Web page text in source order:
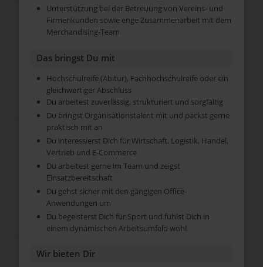
Unterstützung bei der Betreuung von Vereins- und
Firmenkunden sowie enge Zusammenarbeit mit dem
Merchandising-Team
Das bringst Du mit
Hochschulreife (Abitur), Fachhochschulreife oder ein
gleichwertiger Abschluss
Du arbeitest zuverlässig, strukturiert und sorgfältig
Du bringst Organisationstalent mit und packst gerne
praktisch mit an
Du interessierst Dich für Wirtschaft, Logistik, Handel,
Vertrieb und E-Commerce
Du arbeitest gerne im Team und zeigst
Einsatzbereitschaft
Du gehst sicher mit den gängigen Office-
Anwendungen um
Du begeisterst Dich für Sport und fühlst Dich in
einem dynamischen Arbeitsumfeld wohl
Wir bieten Dir